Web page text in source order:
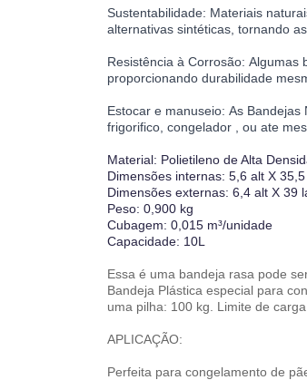
Sustentabilidade: Materiais
alternativas sintéticas, tornando
Resistência à Corrosão: Algumas
proporcionando durabilidade
Estocar e manuseio: As Bandejas
frigorifico, congelador , ou ate
Material: Polietileno de Alta
Dimensões internas: 5,6 alt X
Dimensões externas: 6,4 alt X 39
Peso: 0,900 kg
Cubagem: 0,015 m³/unidade
Capacidade: 10L
Essa é uma bandeja rasa pode
Bandeja Plástica especial para
uma pilha: 100 kg. Limite de
APLICAÇÃO:
Perfeita para congelamento de